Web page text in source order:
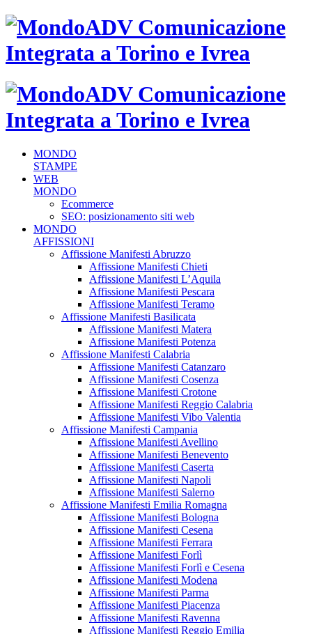
MONDO
STAMPE
WEB
MONDO
Ecommerce
SEO: posizionamento siti web
MONDO
AFFISSIONI
Affissione Manifesti Abruzzo
Affissione Manifesti Chieti
Affissione Manifesti L’Aquila
Affissione Manifesti Pescara
Affissione Manifesti Teramo
Affissione Manifesti Basilicata
Affissione Manifesti Matera
Affissione Manifesti Potenza
Affissione Manifesti Calabria
Affissione Manifesti Catanzaro
Affissione Manifesti Cosenza
Affissione Manifesti Crotone
Affissione Manifesti Reggio Calabria
Affissione Manifesti Vibo Valentia
Affissione Manifesti Campania
Affissione Manifesti Avellino
Affissione Manifesti Benevento
Affissione Manifesti Caserta
Affissione Manifesti Napoli
Affissione Manifesti Salerno
Affissione Manifesti Emilia Romagna
Affissione Manifesti Bologna
Affissione Manifesti Cesena
Affissione Manifesti Ferrara
Affissione Manifesti Forlì
Affissione Manifesti Forlì e Cesena
Affissione Manifesti Modena
Affissione Manifesti Parma
Affissione Manifesti Piacenza
Affissione Manifesti Ravenna
Affissione Manifesti Reggio Emilia